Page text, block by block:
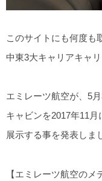
このサイトにも何度も
中東3大キャリアキャ
エミレーツ航空が、5
キャビンを2017年11
展示する事を発表しま
【エミレーツ航空のメ